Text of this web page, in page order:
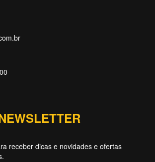
receber dicas e novidades e ofertas
Forti Firewall